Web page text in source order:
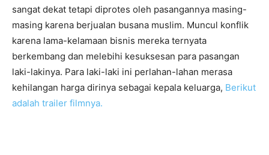
sangat dekat tetapi diprotes oleh pasangannya masing-
masing karena berjualan busana muslim. Muncul konflik
karena lama-kelamaan bisnis mereka ternyata
berkembang dan melebihi kesuksesan para pasangan
laki-lakinya. Para laki-laki ini perlahan-lahan merasa
kehilangan harga dirinya sebagai kepala keluarga, Berikut
adalah trailer filmnya.